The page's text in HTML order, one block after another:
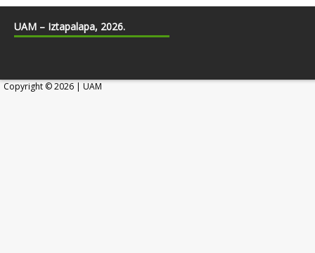
UAM – Iztapalapa, 2026.
Copyright © 2026 | UAM